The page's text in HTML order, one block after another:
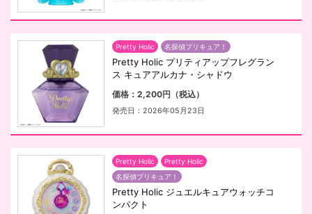
Pretty Holic 名探偵プリキュア！
Pretty Holic プリティアップフレグラン
ス キュアアルカナ・シャドウ
価格：2,200円（税込）
発売日：2026年05月23日
Pretty Holic
Pretty Holic
名探偵プリキュア！
Pretty Holic ジュエルキュアウォッチコ
ンパクト